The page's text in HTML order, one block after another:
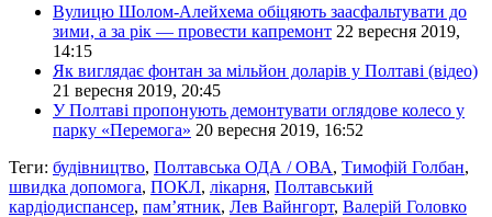
Вулицю Шолом-Алейхема обіцяють заасфальтувати до
зими, а за рік — провести капремонт 22 вересня 2019,
14:15
Як виглядає фонтан за мільйон доларів у Полтаві (відео)
21 вересня 2019, 20:45
У Полтаві пропонують демонтувати оглядове колесо у
парку «Перемога» 20 вересня 2019, 16:52
Теги: будівництво, Полтавська ОДА / ОВА, Тимофій Голбан,
швидка допомога, ПОКЛ, лікарня, Полтавський
кардіодиспансер, пам’ятник, Лев Вайнгорт, Валерій Головко